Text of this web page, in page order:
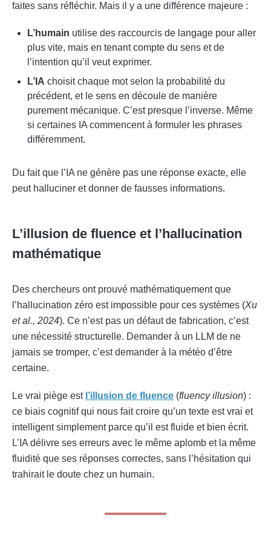
faites sans réfléchir. Mais il y a une différence majeure :
L’humain utilise des raccourcis de langage pour aller
plus vite, mais en tenant compte du sens et de
l’intention qu’il veut exprimer.
L’IA choisit chaque mot selon la probabilité du
précédent, et le sens en découle de manière
purement mécanique. C’est presque l’inverse. Même
si certaines IA commencent à formuler les phrases
différemment.
Du fait que l’IA ne génère pas une réponse exacte, elle
peut halluciner et donner de fausses informations.
L’illusion de fluence et l’hallucination
mathématique
Des chercheurs ont prouvé mathématiquement que
l’hallucination zéro est impossible pour ces systèmes (Xu
et al., 2024). Ce n’est pas un défaut de fabrication, c’est
une nécessité structurelle. Demander à un LLM de ne
jamais se tromper, c’est demander à la météo d’être
certaine.
Le vrai piège est l’illusion de fluence (fluency illusion) :
ce biais cognitif qui nous fait croire qu’un texte est vrai et
intelligent simplement parce qu’il est fluide et bien écrit.
L’IA délivre ses erreurs avec le même aplomb et la même
fluidité que ses réponses correctes, sans l’hésitation qui
trahirait le doute chez un humain.